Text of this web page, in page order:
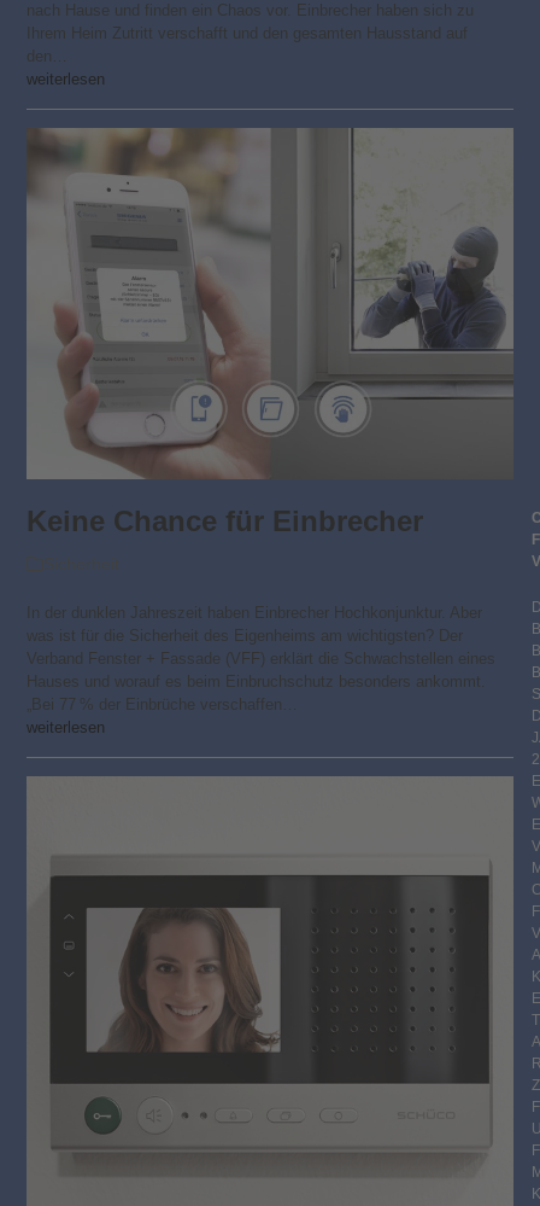
nach Hause und finden ein Chaos vor. Einbrecher haben sich zu
Ihrem Heim Zutritt verschafft und den gesamten Hausstand auf
den…
weiterlesen
Keine Chance für Einbrecher
In der dunklen Jahreszeit haben Einbrecher Hochkonjunktur. Aber
was ist für die Sicherheit des Eigenheims am wichtigsten? Der
Verband Fenster + Fassade (VFF) erklärt die Schwachstellen eines
Hauses und worauf es beim Einbruchschutz besonders ankommt.
„Bei 77 % der Einbrüche verschaffen…
weiterlesen